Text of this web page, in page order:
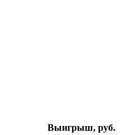
Выигрыш, руб.